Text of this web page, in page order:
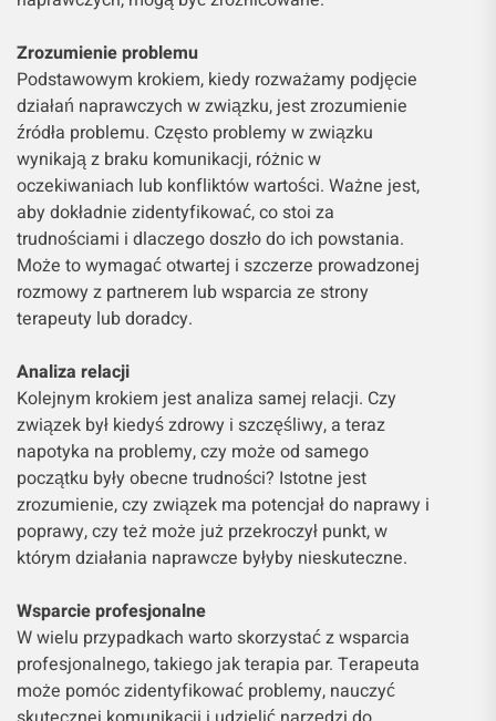
Zrozumienie problemu
Podstawowym krokiem, kiedy rozważamy podjęcie
działań naprawczych w związku, jest zrozumienie
źródła problemu. Często problemy w związku
wynikają z braku komunikacji, różnic w
oczekiwaniach lub konfliktów wartości. Ważne jest,
aby dokładnie zidentyfikować, co stoi za
trudnościami i dlaczego doszło do ich powstania.
Może to wymagać otwartej i szczerze prowadzonej
rozmowy z partnerem lub wsparcia ze strony
terapeuty lub doradcy.
Analiza relacji
Kolejnym krokiem jest analiza samej relacji. Czy
związek był kiedyś zdrowy i szczęśliwy, a teraz
napotyka na problemy, czy może od samego
początku były obecne trudności? Istotne jest
zrozumienie, czy związek ma potencjał do naprawy i
poprawy, czy też może już przekroczył punkt, w
którym działania naprawcze byłyby nieskuteczne.
Wsparcie profesjonalne
W wielu przypadkach warto skorzystać z wsparcia
profesjonalnego, takiego jak terapia par. Terapeuta
może pomóc zidentyfikować problemy, nauczyć